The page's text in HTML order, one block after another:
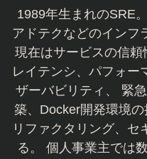
1989年生まれのSRE
アドテクなどのインフ
現在はサービスの信頼
レイテンシ、パフォー
ザーバビリティ、 緊
築、Docker開発環境の
リファクタリング、セ
る。 個人事業主では